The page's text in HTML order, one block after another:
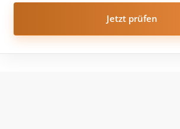
Jetzt prüfen